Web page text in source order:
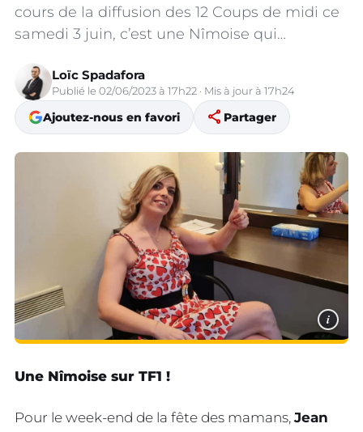
cours de la diffusion des 12 Coups de midi ce
samedi 3 juin, c’est une Nîmoise qui…
Loïc Spadafora
Publié le 02/06/2023 à 17h22 · Mis à jour à 17h24
Ajoutez-nous en favori share Partager
i
Une Nîmoise sur TF1 !
Pour le week-end de la fête des mamans, Jean